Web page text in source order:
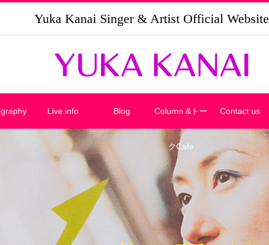
Yuka Kanai Singer & Artist Official Website
Live info Blog Column &トー
クCafe
Contact us